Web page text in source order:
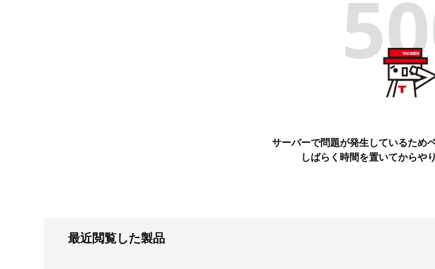
サーバーで問題が発生しているため
しばらく時間を置いてからや
最近閲覧した製品